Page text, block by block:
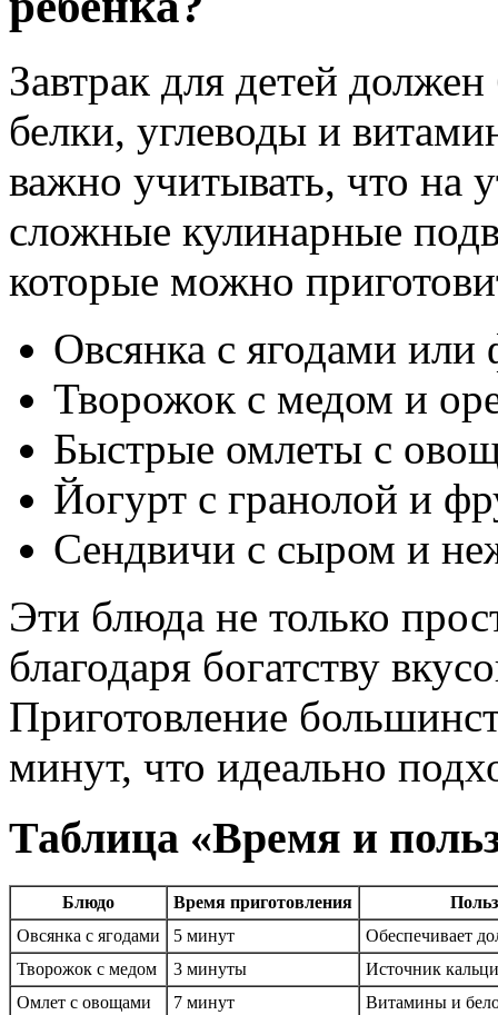
Завтрак для детей
белки, углеводы и
важно учитывать, что на
сложные кулинарные
которые можно
Овсянка с ягодами или
Творожок с медом и
Быстрые омлеты с
Йогурт с гранолой и
Сендвичи с сыром и
Эти блюда не только
благодаря богатству
Приготовление
минут, что идеально
Таблица «Время и
Блюдо Время приготовления
Овсянка с ягодами
5 минут
Обеспечивает
Творожок с медом
3 минуты
Источник
Омлет с овощами
7 минут
Витамины и